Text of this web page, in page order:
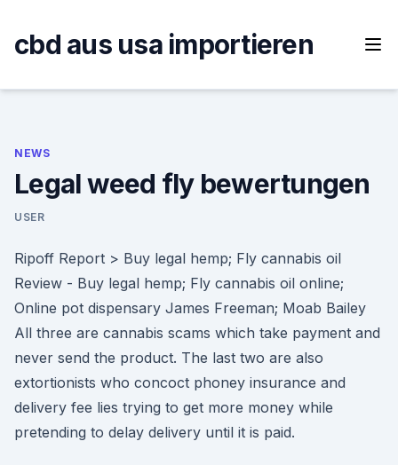
content
cbd aus usa importieren
NEWS
Legal weed fly bewertungen
USER
Ripoff Report > Buy legal hemp; Fly cannabis oil
Review - Buy legal hemp; Fly cannabis oil online;
Online pot dispensary James Freeman; Moab Bailey
All three are cannabis scams which take payment and
never send the product. The last two are also
extortionists who concoct phoney insurance and
delivery fee lies trying to get more money while
pretending to delay delivery until it is paid.